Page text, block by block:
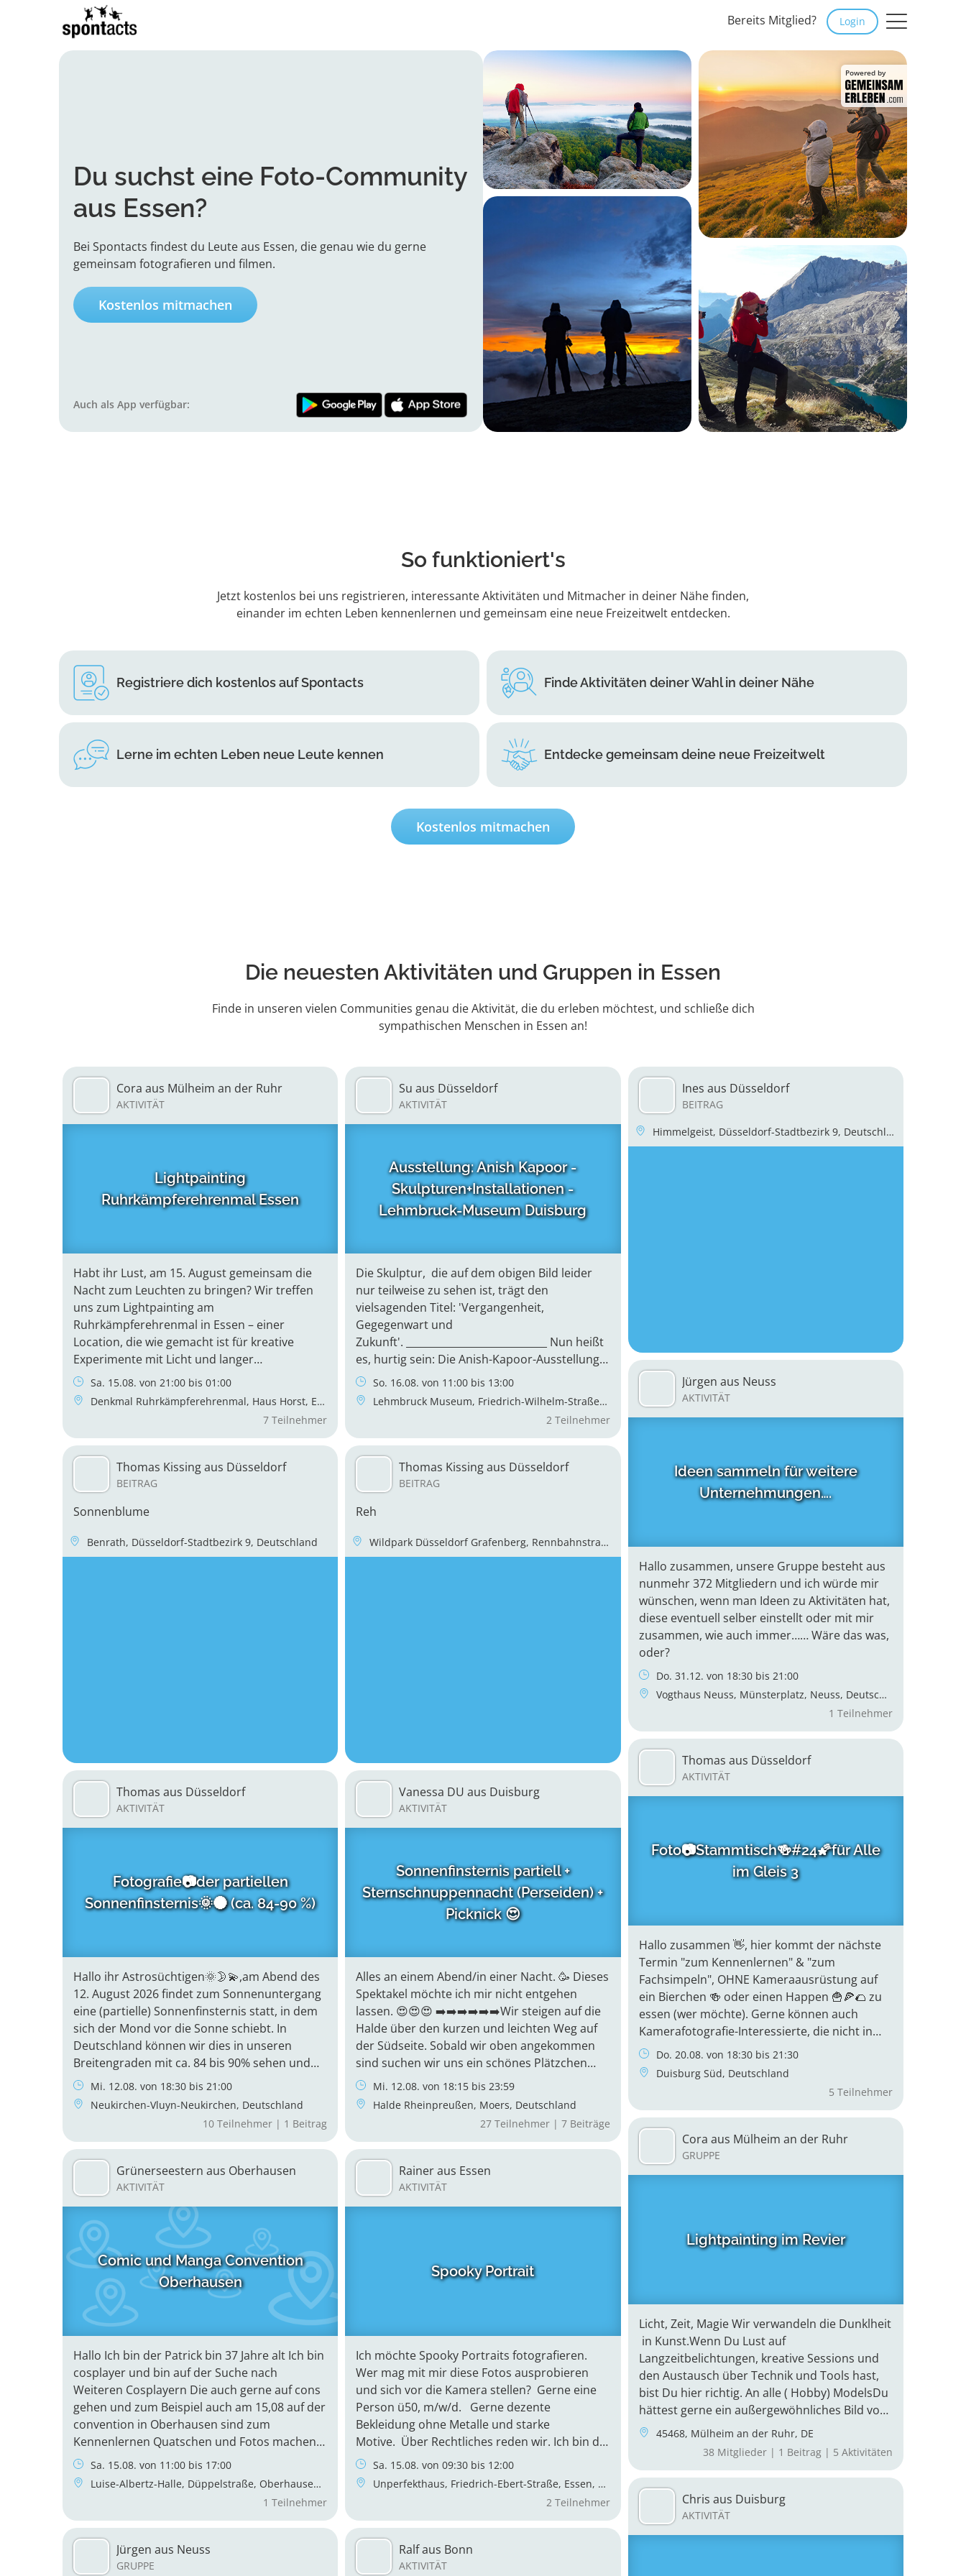
Bereits Mitglied? Login
Powered by
Du suchst eine Foto-Community
aus Essen?
Bei Spontacts findest du Leute aus Essen, die genau wie du gerne
gemeinsam fotografieren und filmen.
Kostenlos mitmachen
Auch als App verfügbar:
So funktioniert's
Jetzt kostenlos bei uns registrieren, interessante Aktivitäten und Mitmacher in deiner Nähe finden,
einander im echten Leben kennenlernen und gemeinsam eine neue Freizeitwelt entdecken.
Registriere dich kostenlos auf Spontacts Finde Aktivitäten deiner Wahl in deiner Nähe
Lerne im echten Leben neue Leute kennen Entdecke gemeinsam deine neue Freizeitwelt
Kostenlos mitmachen
Die neuesten Aktivitäten und Gruppen in Essen
Finde in unseren vielen Communities genau die Aktivität, die du erleben möchtest, und schließe dich
sympathischen Menschen in Essen an!